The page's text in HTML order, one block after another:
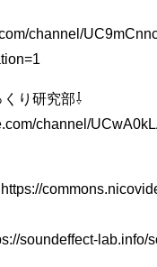
channel/
り研究部⇩
channel/
soundeffect-lab.info/